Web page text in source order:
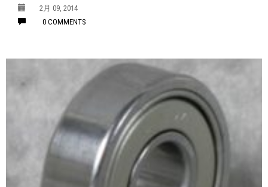
2月 09, 2014
0 COMMENTS